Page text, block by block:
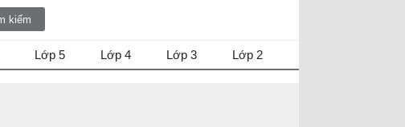
Lớp 5 Lớp 4 Lớp 3 Lớp 2